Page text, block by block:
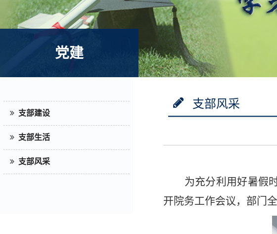
党建
支部建设
支部生活
支部风采
支部风采
为充分利用好暑假
开院务工作会议，部门